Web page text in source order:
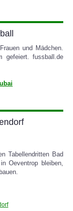
und Mädchen.
gefeiert. fussball.de
Tabellendritten Bad
Oeventrop bleiben,